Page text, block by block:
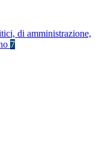
di amministrazione,
7